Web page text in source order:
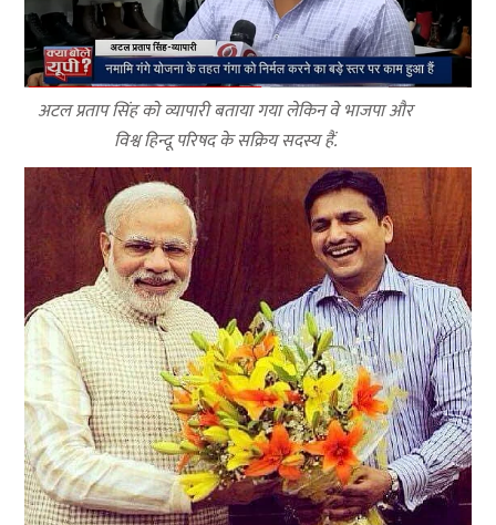
अटल प्रताप सिंह को व्यापारी बताया गया लेकिन वे भाजपा और
विश्व हिन्दू परिषद के सक्रिय सदस्य हैं.